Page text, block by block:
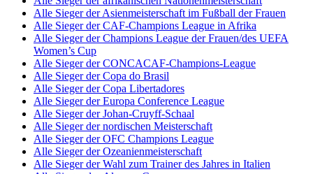
Alle Sieger der Asienmeisterschaft im Fußball der Frauen
Alle Sieger der CAF-Champions League in Afrika
Alle Sieger der Champions League der Frauen/des UEFA
Women’s Cup
Alle Sieger der CONCACAF-Champions-League
Alle Sieger der Copa do Brasil
Alle Sieger der Copa Libertadores
Alle Sieger der Europa Conference League
Alle Sieger der Johan-Cruyff-Schaal
Alle Sieger der nordischen Meisterschaft
Alle Sieger der OFC Champions League
Alle Sieger der Ozeanienmeisterschaft
Alle Sieger der Wahl zum Trainer des Jahres in Italien